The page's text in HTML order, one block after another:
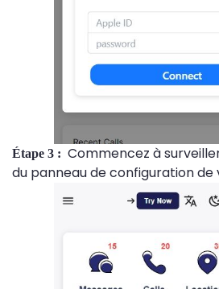
Étape 3 : Commencez à
du panneau de configuration de